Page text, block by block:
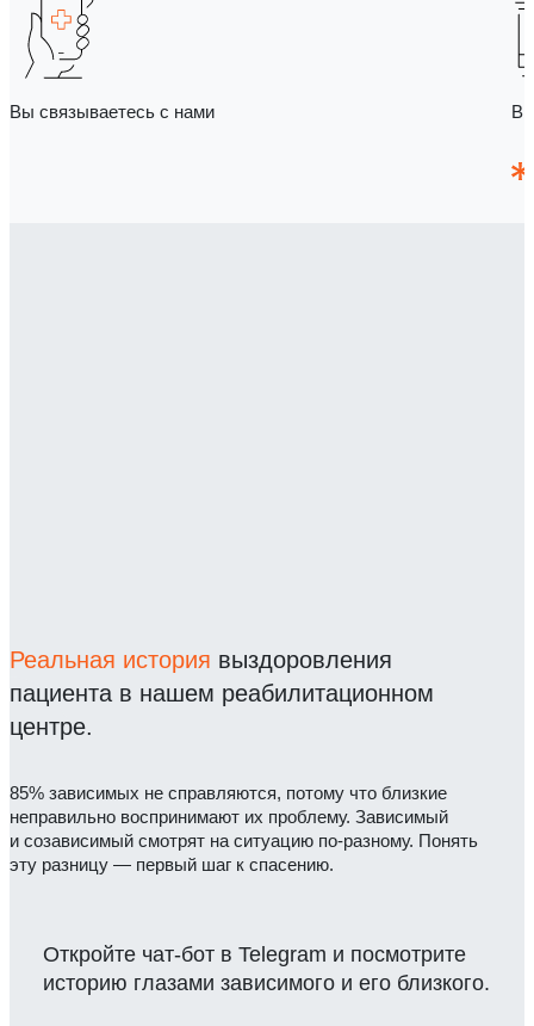
Вы связываетесь с нами
Реальная история выздоровления
пациента в нашем реабилитационном
центре.
85% зависимых не справляются, потому что близкие
неправильно воспринимают их проблему. Зависимый
и созависимый смотрят на ситуацию по-разному. Понять
эту разницу — первый шаг к спасению.
Откройте чат-бот в Telegram и посмотрите
историю глазами зависимого и его близкого.